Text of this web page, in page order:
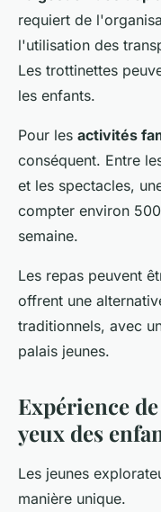
requiert de
l'utilisation des
Les trottinettes
les enfants.
Pour les activités
conséquent. Entre
et les spectacles,
compter environ
semaine.
Les repas peuvent
offrent une
traditionnels, avec
palais jeunes.
Expérience
yeux des
Les jeunes
manière unique.